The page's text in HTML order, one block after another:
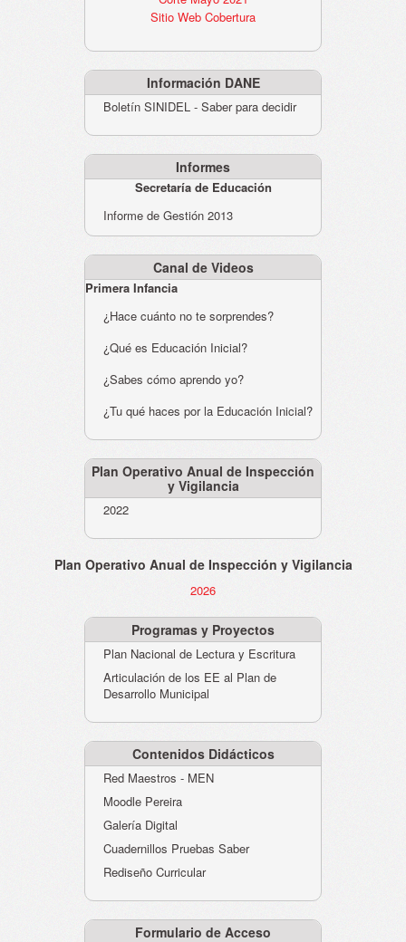
Sitio Web Cobertura
Información DANE
Boletín SINIDEL - Saber para decidir
Informes
Secretaría de Educación
Informe de Gestión 2013
Canal de Videos
Primera Infancia
¿Hace cuánto no te sorprendes?
¿Qué es Educación Inicial?
¿Sabes cómo aprendo yo?
¿Tu qué haces por la Educación Inicial?
Plan Operativo Anual de Inspección
y Vigilancia
2022
Plan Operativo Anual de Inspección y Vigilancia
2026
Programas y Proyectos
Plan Nacional de Lectura y Escritura
Articulación de los EE al Plan de
Desarrollo Municipal
Contenidos Didácticos
Red Maestros - MEN
Moodle Pereira
Galería Digital
Cuadernillos Pruebas Saber
Rediseño Curricular
Formulario de Acceso